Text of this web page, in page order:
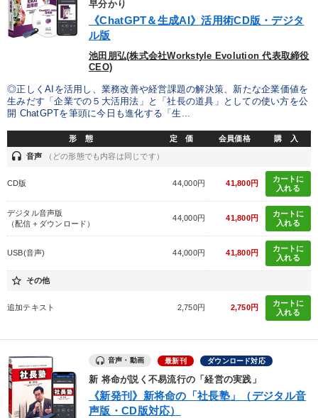
早分かり
《ChatGPT＆生成AI》活用術CD版・デジタ
ル版
池田朋弘(株式会社Workstyle Evolution 代表取締役
CEO)
◎正しくAIを活用し、業務改善や経営課題の解決策、新たな企業価値を
生みだす「企業での５大活用法」と「社長の道具」としての使い方を公
開 ChatGPTを筆頭に今日も進化する「生...
形 態 定 価 会員価格 購 入
headset 音声 （どの形態でも内容は同じです）
CD版 44,000円 41,800円
カートに
入れる
デジタル音声版
（配信＋ダウンロード）
44,000円 41,800円
カートに
入れる
USB(音声) 44,000円 41,800円
カートに
入れる
star_border その他
追加テキスト 2,750円 2,750円
カートに
入れる
音声・動画 最新刊 ダウンロード対応
新 将命が説く不易流行の「経営の実践」
《新発刊》新将命の「社長塾」（デジタル音
声版・CD版対応）